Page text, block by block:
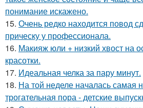
понимание искажено.
15. Очень редко находится повод
прическу у профессионала.
16. Макияж юли + низкий хвост на
красотки.
17. Идеальная челка за пару минут.
18. На той неделе началась самая
трогательная пора - детские